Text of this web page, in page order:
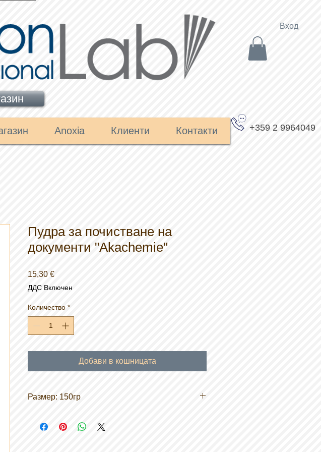
Вход
Anoxia Клиенти Контакти +359 2 9964049
Пудра за почистване на
документи "Akachemie"
15,30 €Цена
ДДС Включен
Количество *
Добави в кошницата
Размер: 150гр
за поръсване, слот за изливане и подвижен плот.